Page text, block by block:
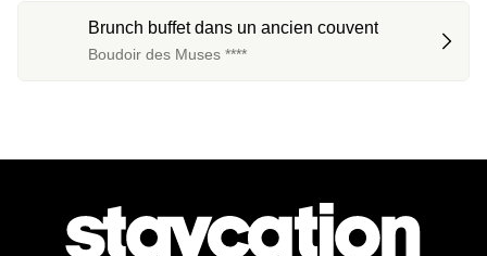
Brunch buffet dans un ancien couvent
Boudoir des Muses ****